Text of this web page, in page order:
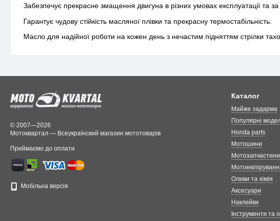
Забезпечує прекрасне змащення двигуна в різних умовах експлуатації та
Гарантує чудову стійкість масляної плівки та прекрасну термостабільність.
Масло для надійної роботи на кожен день з нечастим підняттям стрілки
© 2007—2026
Мотоквартал — Всеукраїнский магазин мототоварів
Приймаємо до оплати
Мобільна версія
Каталог
Майже задарма
Популярні
Honda parts
Мотошини
Мотозапчастини
Оливи та хімія
Аксесуари
Наклейки
Інструменти та